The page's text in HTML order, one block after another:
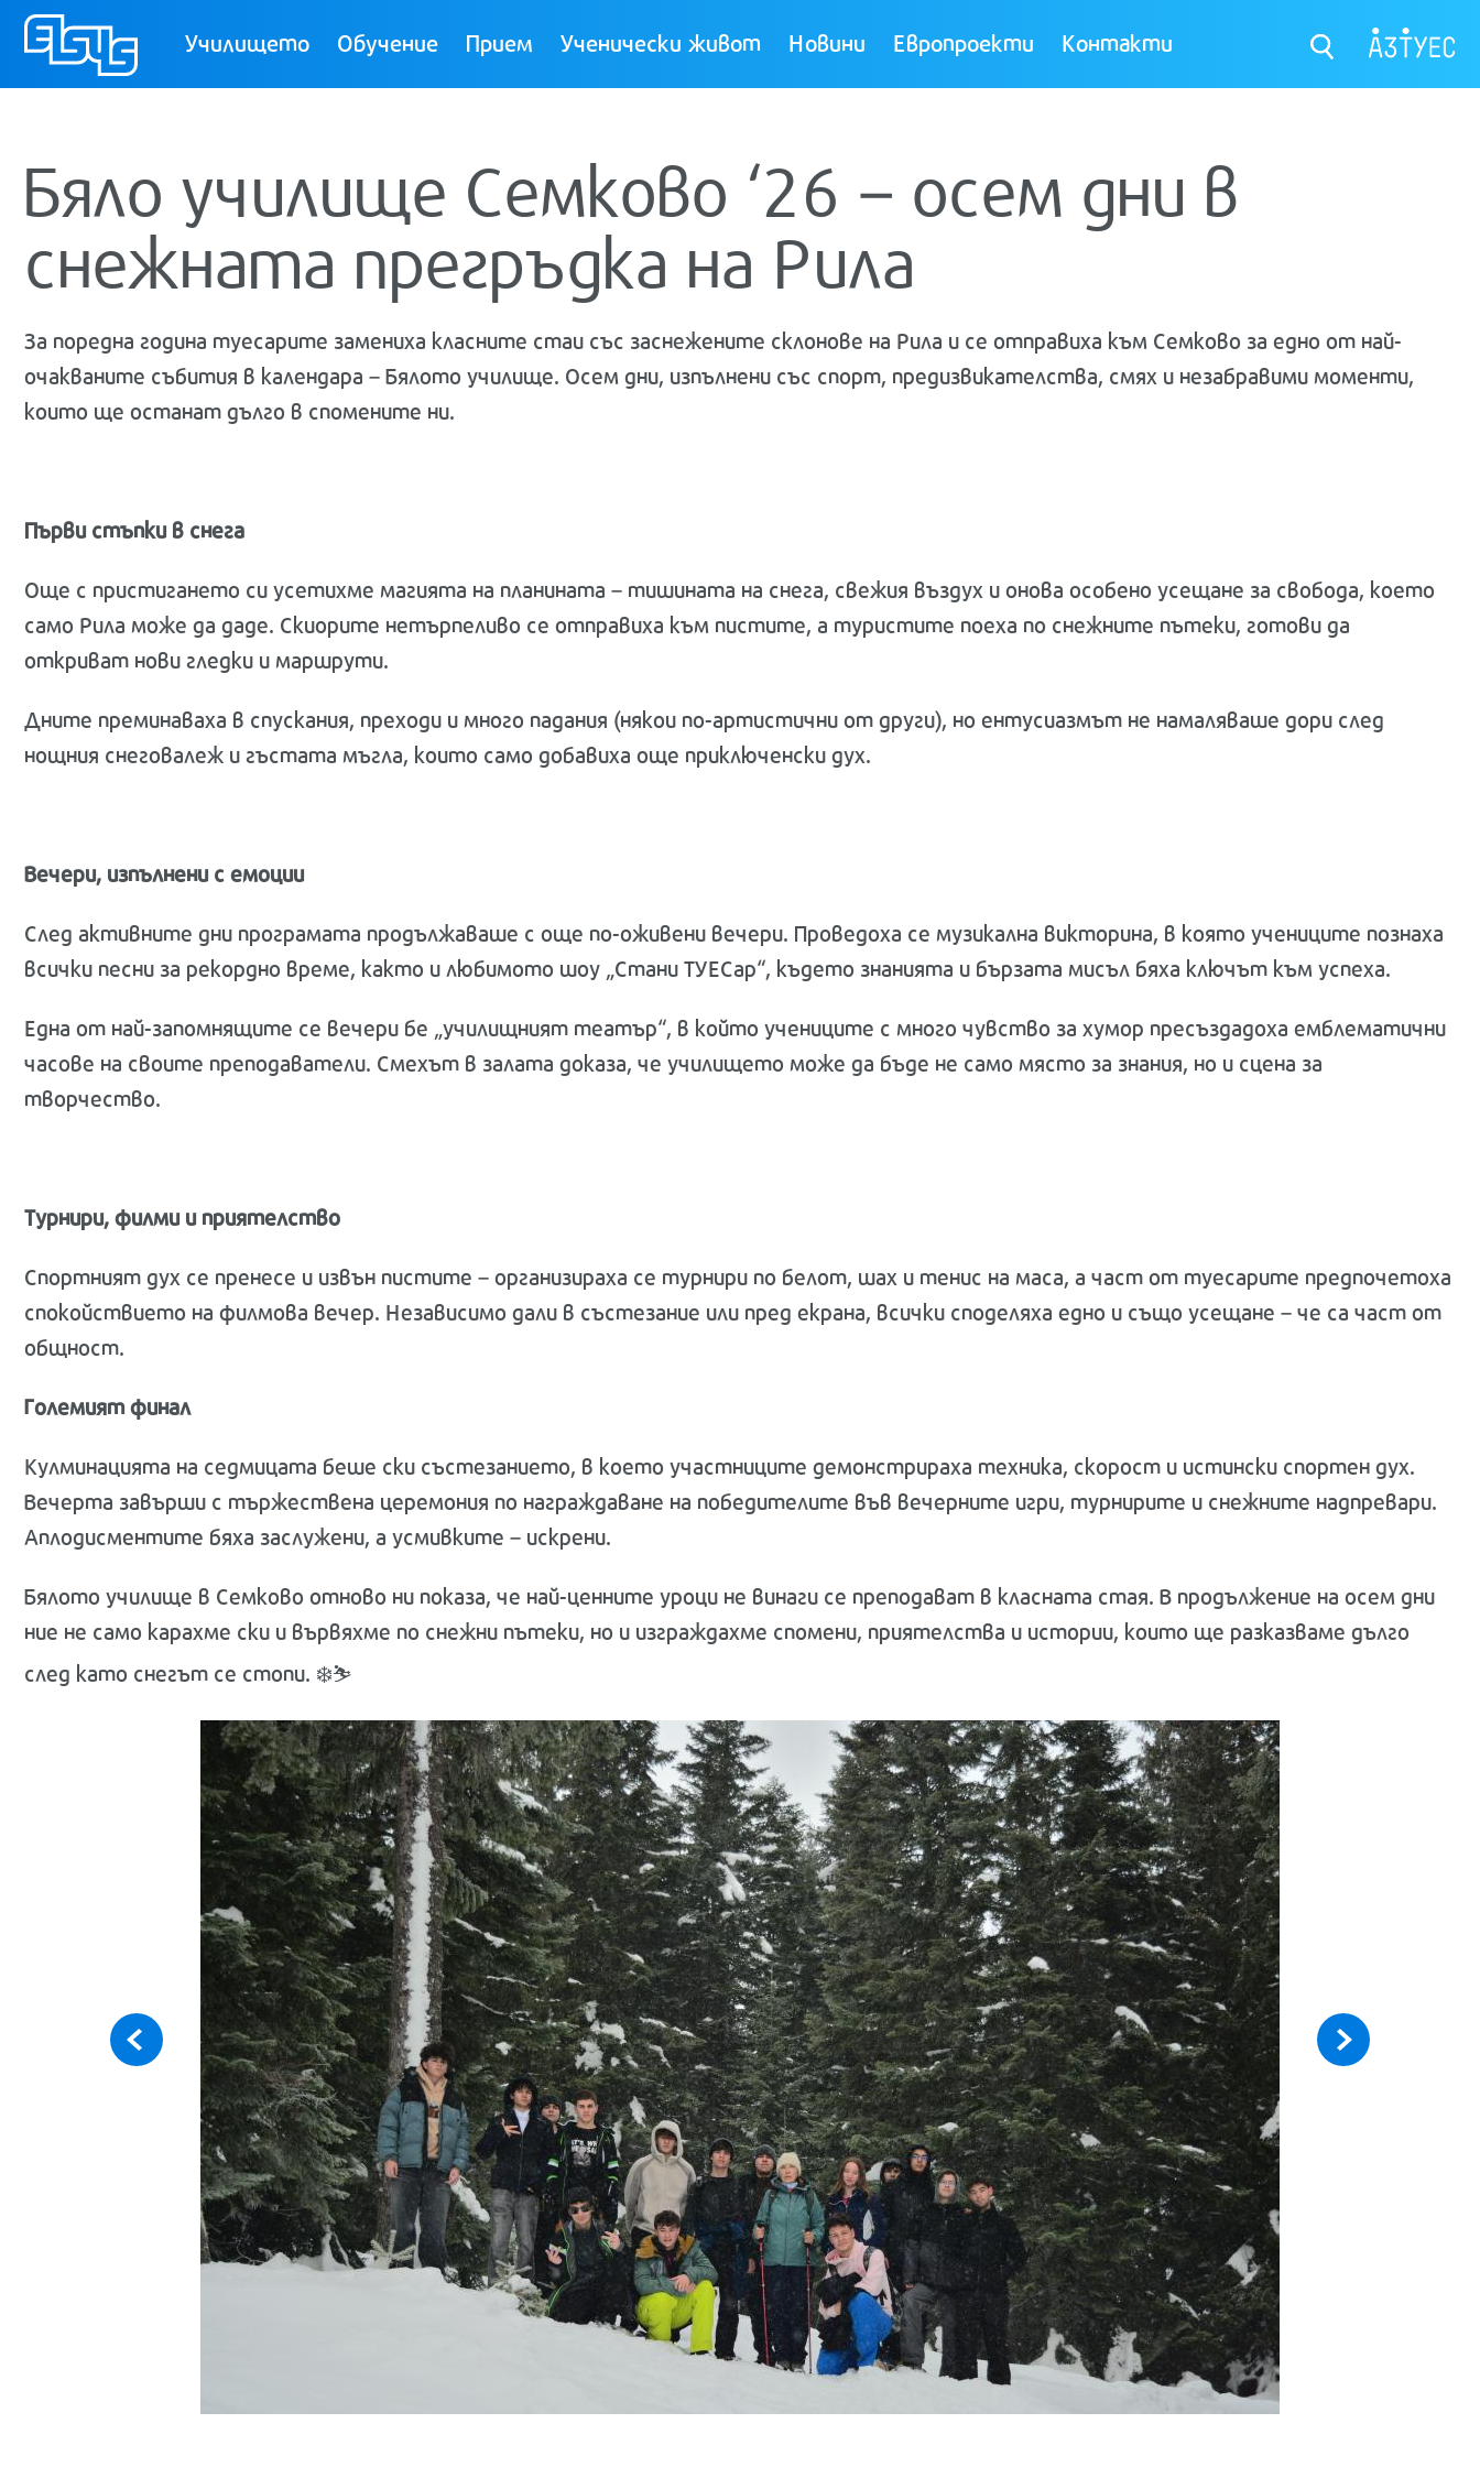
Училището Обучение Прием Ученически живот Новини Европроекти Контакти
Бяло училище Семково ‘26 – осем дни в
снежната прегръдка на Рила
За поредна година туесарите замениха класните стаи със заснежените склонове на Рила и се отправиха към Семково за едно от най-
очакваните събития в календара – Бялото училище. Осем дни, изпълнени със спорт, предизвикателства, смях и незабравими моменти,
които ще останат дълго в спомените ни.
Първи стъпки в снега
Още с пристигането си усетихме магията на планината – тишината на снега, свежия въздух и онова особено усещане за свобода, което
само Рила може да даде. Скиорите нетърпеливо се отправиха към пистите, а туристите поеха по снежните пътеки, готови да
откриват нови гледки и маршрути.
Дните преминаваха в спускания, преходи и много падания (някои по-артистични от други), но ентусиазмът не намаляваше дори след
нощния снеговалеж и гъстата мъгла, които само добавиха още приключенски дух.
Вечери, изпълнени с емоции
След активните дни програмата продължаваше с още по-оживени вечери. Проведоха се музикална викторина, в която учениците познаха
всички песни за рекордно време, както и любимото шоу „Стани ТУЕСар“, където знанията и бързата мисъл бяха ключът към успеха.
Една от най-запомнящите се вечери бе „училищният театър“, в който учениците с много чувство за хумор пресъздадоха емблематични
часове на своите преподаватели. Смехът в залата доказа, че училището може да бъде не само място за знания, но и сцена за
творчество.
Турнири, филми и приятелство
Спортният дух се пренесе и извън пистите – организираха се турнири по белот, шах и тенис на маса, а част от туесарите предпочетоха
спокойствието на филмова вечер. Независимо дали в състезание или пред екрана, всички споделяха едно и също усещане – че са част от
общност.
Големият финал
Кулминацията на седмицата беше ски състезанието, в което участниците демонстрираха техника, скорост и истински спортен дух.
Вечерта завърши с тържествена церемония по награждаване на победителите във вечерните игри, турнирите и снежните надпревари.
Аплодисментите бяха заслужени, а усмивките – искрени.
Бялото училище в Семково отново ни показа, че най-ценните уроци не винаги се преподават в класната стая. В продължение на осем дни
ние не само карахме ски и вървяхме по снежни пътеки, но и изграждахме спомени, приятелства и истории, които ще разказваме дълго
след като снегът се стопи. ❄️⛷️